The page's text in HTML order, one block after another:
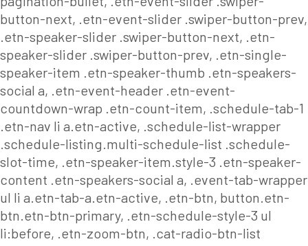
button-next, .etn-event-slider .swiper-button-prev,
.etn-speaker-slider .swiper-button-next, .etn-
speaker-slider .swiper-button-prev, .etn-single-
speaker-item .etn-speaker-thumb .etn-speakers-
social a, .etn-event-header .etn-event-
countdown-wrap .etn-count-item, .schedule-tab-1
.etn-nav li a.etn-active, .schedule-list-wrapper
.schedule-listing.multi-schedule-list .schedule-
slot-time, .etn-speaker-item.style-3 .etn-speaker-
content .etn-speakers-social a, .event-tab-wrapper
ul li a.etn-tab-a.etn-active, .etn-btn, button.etn-
btn.etn-btn-primary, .etn-schedule-style-3 ul
li:before, .etn-zoom-btn, .cat-radio-btn-list